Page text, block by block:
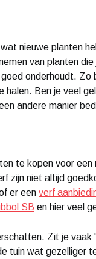
nieuwe planten
van planten
onderhoudt. Zo
Ben je veel
andere manier
te kopen voor een
zijn niet altijd
er een verf
SB en hier veel
Zit je vaak
tuin wat gezelliger